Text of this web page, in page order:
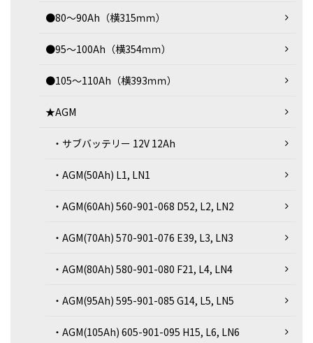
●80～90Ah（横315ｍｍ）
●95～100Ah（横354ｍｍ）
●105～110Ah（横393ｍｍ）
★AGM
・サブバッテリー 12V 12Ah
・AGM(50Ah) L1, LN1
・AGM(60Ah) 560-901-068 D52, L2, LN2
・AGM(70Ah) 570-901-076 E39, L3, LN3
・AGM(80Ah) 580-901-080 F21, L4, LN4
・AGM(95Ah) 595-901-085 G14, L5, LN5
・AGM(105Ah) 605-901-095 H15, L6, LN6